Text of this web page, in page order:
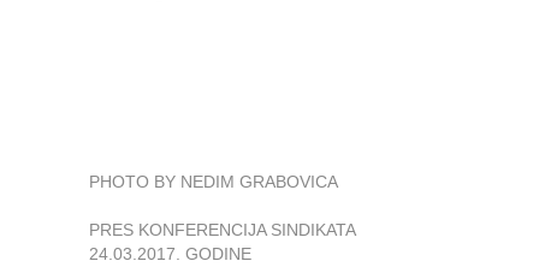
PHOTO BY NEDIM GRABOVICA
PRES KONFERENCIJA SINDIKATA
24.03.2017. GODINE